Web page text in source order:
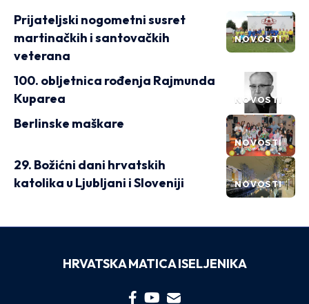
NOVOSTI
Prijateljski nogometni susret
martinačkih i santovačkih
veterana
NOVOSTI
100. obljetnica rođenja Rajmunda
Kuparea
NOVOSTI
Berlinske maškare
NOVOSTI
29. Božićni dani hrvatskih
katolika u Ljubljani i Sloveniji
HRVATSKA MATICA ISELJENIKA